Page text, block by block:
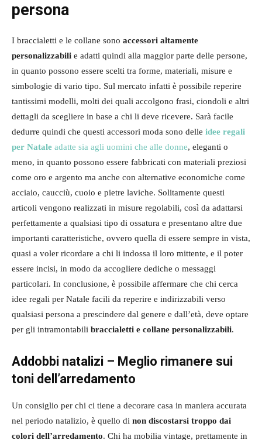
persona
I braccialetti e le collane sono accessori altamente
personalizzabili e adatti quindi alla maggior parte delle persone,
in quanto possono essere scelti tra forme, materiali, misure e
simbologie di vario tipo. Sul mercato infatti è possibile reperire
tantissimi modelli, molti dei quali accolgono frasi, ciondoli e altri
dettagli da scegliere in base a chi li deve ricevere. Sarà facile
dedurre quindi che questi accessori moda sono delle idee regali
per Natale adatte sia agli uomini che alle donne, eleganti o
meno, in quanto possono essere fabbricati con materiali preziosi
come oro e argento ma anche con alternative economiche come
acciaio, caucciù, cuoio e pietre laviche. Solitamente questi
articoli vengono realizzati in misure regolabili, così da adattarsi
perfettamente a qualsiasi tipo di ossatura e presentano altre due
importanti caratteristiche, ovvero quella di essere sempre in vista,
quasi a voler ricordare a chi li indossa il loro mittente, e il poter
essere incisi, in modo da accogliere dediche o messaggi
particolari. In conclusione, è possibile affermare che chi cerca
idee regali per Natale facili da reperire e indirizzabili verso
qualsiasi persona a prescindere dal genere e dall’età, deve optare
per gli intramontabili braccialetti e collane personalizzabili.
Addobbi natalizi – Meglio rimanere sui
toni dell’arredamento
Un consiglio per chi ci tiene a decorare casa in maniera accurata
nel periodo natalizio, è quello di non discostarsi troppo dai
colori dell’arredamento. Chi ha mobilia vintage, prettamente in